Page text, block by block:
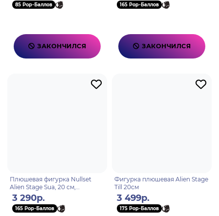
85 Pop-Баллов
ЗАКОНЧИЛСЯ
165 Pop-Баллов
ЗАКОНЧИЛСЯ
Плюшевая фигурка Nullset
Alien Stage Sua, 20 см,
полиэстер, унисекс, от 6 лет
3 290р.
165 Pop-Баллов
Фигурка плюшевая Alien Stage
Till 20см
3 499р.
175 Pop-Баллов